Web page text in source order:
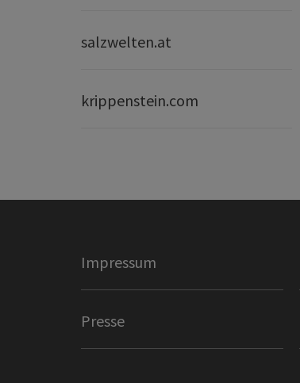
salzwelten.at
krippenstein.com
Impressum
Presse